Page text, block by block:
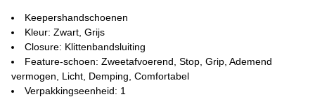
Keepershandschoenen
Kleur: Zwart, Grijs
Closure: Klittenbandsluiting
Feature-schoen: Zweetafvoerend, Stop, Grip, Ademend
vermogen, Licht, Demping, Comfortabel
Verpakkingseenheid: 1